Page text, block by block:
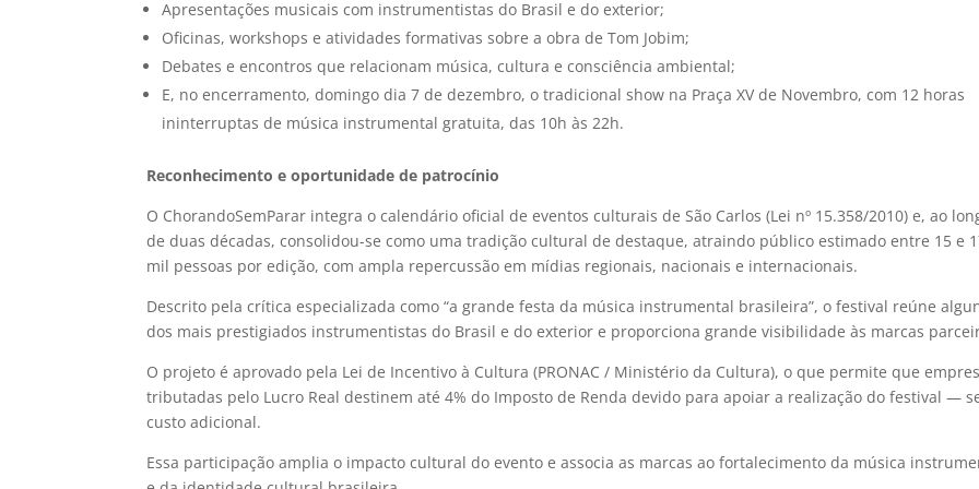
Apresentações musicais com instrumentistas do Brasil e do exterior;
Oficinas, workshops e atividades formativas sobre a obra de Tom Jobim;
Debates e encontros que relacionam música, cultura e consciência ambiental;
E, no encerramento, domingo dia 7 de dezembro, o tradicional show na Praça XV de Novembro, com 12 horas
ininterruptas de música instrumental gratuita, das 10h às 22h.
Reconhecimento e oportunidade de patrocínio
O ChorandoSemParar integra o calendário oficial de eventos culturais de São Carlos (Lei nº 15.358/2010) e, ao
de duas décadas, consolidou-se como uma tradição cultural de destaque, atraindo público estimado entre 15 e
mil pessoas por edição, com ampla repercussão em mídias regionais, nacionais e internacionais.
Descrito pela crítica especializada como “a grande festa da música instrumental brasileira”, o festival reúne
dos mais prestigiados instrumentistas do Brasil e do exterior e proporciona grande visibilidade às marcas
O projeto é aprovado pela Lei de Incentivo à Cultura (PRONAC / Ministério da Cultura), o que permite que
tributadas pelo Lucro Real destinem até 4% do Imposto de Renda devido para apoiar a realização do festival —
custo adicional.
Essa participação amplia o impacto cultural do evento e associa as marcas ao fortalecimento da música